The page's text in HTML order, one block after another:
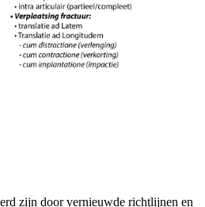
zijn door vernieuwde richtlijnen en